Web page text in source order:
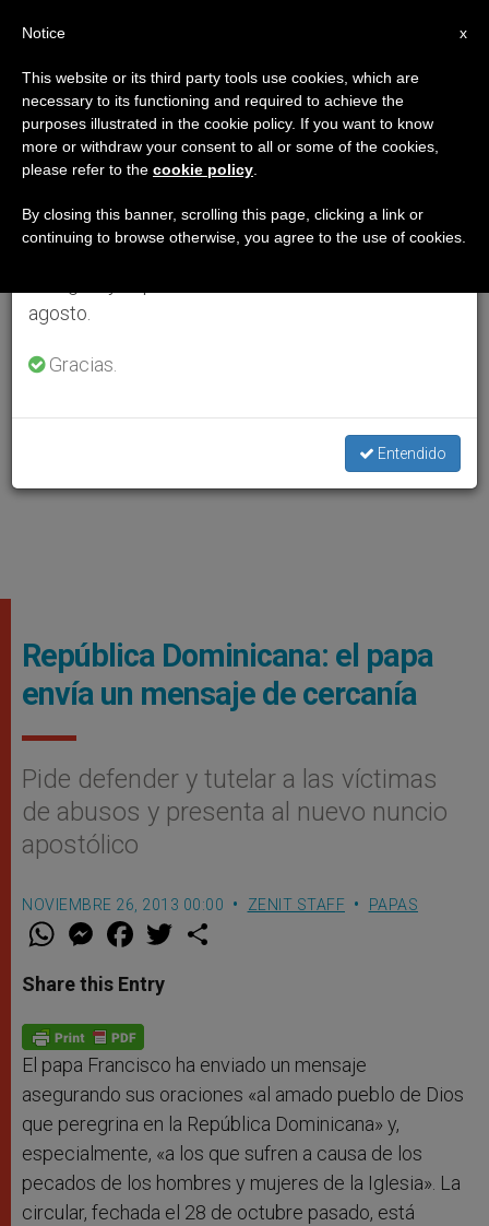
República Dominicana: el papa
envía un mensaje de cercanía
Pide defender y tutelar a las víctimas
de abusos y presenta al nuevo nuncio
apostólico
NOVIEMBRE 26, 2013 00:00 ZENIT STAFF PAPAS
W
t
s
p
p
M
e
s
e
g
e
r
F
a
e
b
o
k
w
Share this Entry
El papa Francisco ha enviado un mensaje
asegurando sus oraciones «al amado pueblo de Dios
que peregrina en la República Dominicana» y,
especialmente, «a los que sufren a causa de los
pecados de los hombres y mujeres de la Iglesia». La
circular, fechada el 28 de octubre pasado, está
×
Aviso importante
Del 27 de julio al 7 de agosto haremos la pausa
anual, aprovechando que en el periodo de verano
se generan menos informaciones y también el
agosto.
Gracias.
Entendido
x
Notice
This website or its third party tools use cookies, which are
necessary to its functioning and required to achieve the
purposes illustrated in the cookie policy. If you want to know
more or withdraw your consent to all or some of the cookies,
please refer to the cookie policy
By closing this banner, scrolling this page, clicking a link or
continuing to browse otherwise, you agree to the use of cookies.